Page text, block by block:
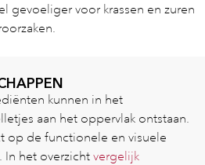
gevoeliger voor krassen en zuren
kunnen in het
aan het oppervlak ontstaan.
op de functionele en visuele
In het overzicht vergelijk